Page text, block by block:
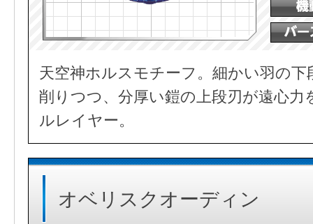
天空神ホルスモチーフ。細かい羽の
削りつつ、分厚い鎧の上段刃が遠心
ルレイヤー。
オベリスクオーディン